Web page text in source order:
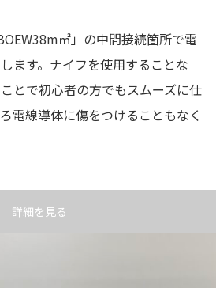
㎡」の中間接続箇所で電
ます。ナイフを使用することな
とで初心者の方でもスムーズに仕
電線導体に傷をつけることもなく
詳細を見る